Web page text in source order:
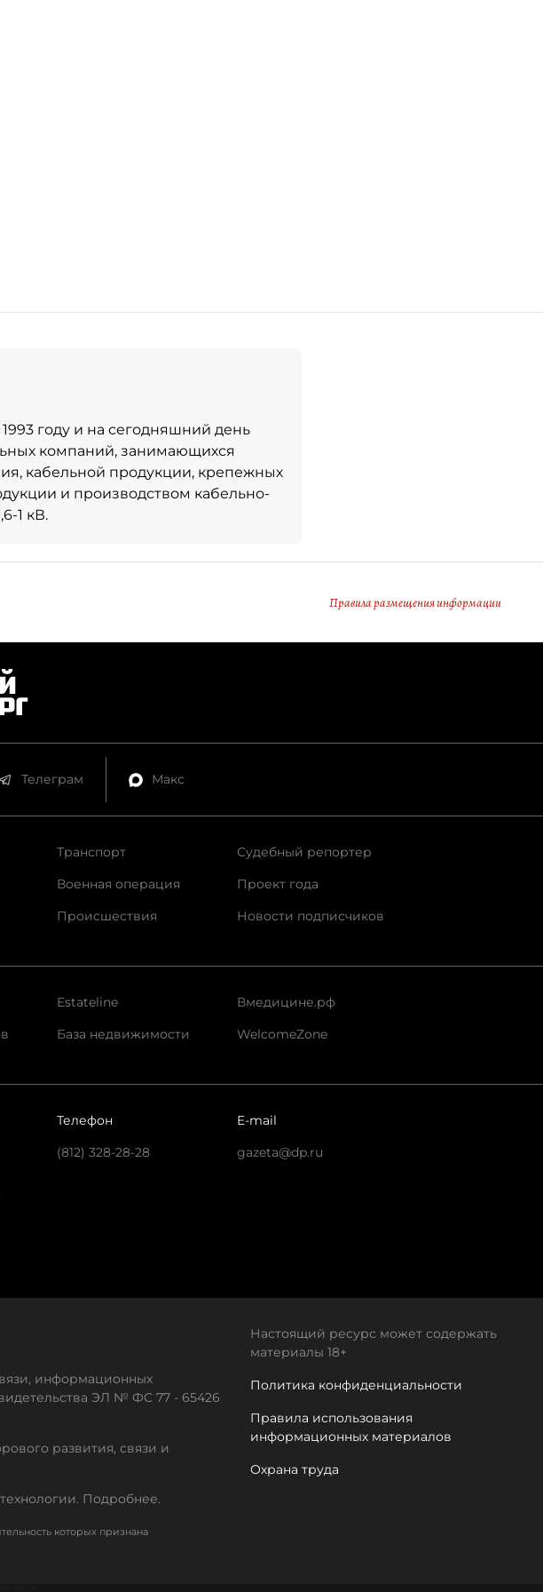
году и на сегодняшний день
компаний, занимающихся
кабельной продукции, крепежных
и производством кабельно-
1 кВ.
Правила размещения информации
Телеграм Макс
Транспорт
Военная операция
Происшествия
Судебный репортер
Проект года
Новости подписчиков
Estateline
База недвижимости
Вмедицине.рф
WelcomeZone
Телефон
(812) 328-28-28
E-mail
gazeta@dp.ru
информационных
ЭЛ № ФС 77 - 65426
развития, связи и
Подробнее.
которых признана
Настоящий ресурс может содержать
материалы 18+
Политика конфиденциальности
Правила использования
информационных материалов
Охрана труда